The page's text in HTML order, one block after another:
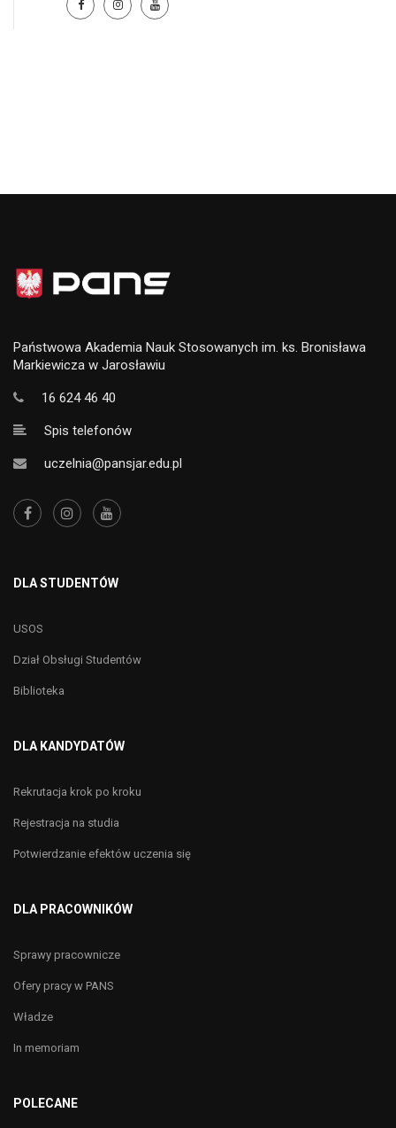
Państwowa Akademia Nauk Stosowanych im. ks. Bronisława
Markiewicza w Jarosławiu
16 624 46 40
Spis telefonów
uczelnia@pansjar.edu.pl
DLA STUDENTÓW
USOS
Dział Obsługi Studentów
Biblioteka
DLA KANDYDATÓW
Rekrutacja krok po kroku
Rejestracja na studia
Potwierdzanie efektów uczenia się
DLA PRACOWNIKÓW
Sprawy pracownicze
Ofery pracy w PANS
Władze
In memoriam
POLECANE